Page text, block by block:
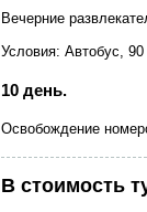
Вечерние
Условия: Автобус, 90
10 день.
Освобождение
В стоимость